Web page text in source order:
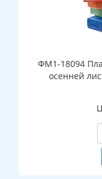
ФМ1-18094
осенней